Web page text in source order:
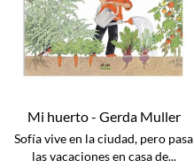
Mi huerto - Gerda Muller
Sofía vive en la ciudad, pero pasa
las vacaciones en casa de...